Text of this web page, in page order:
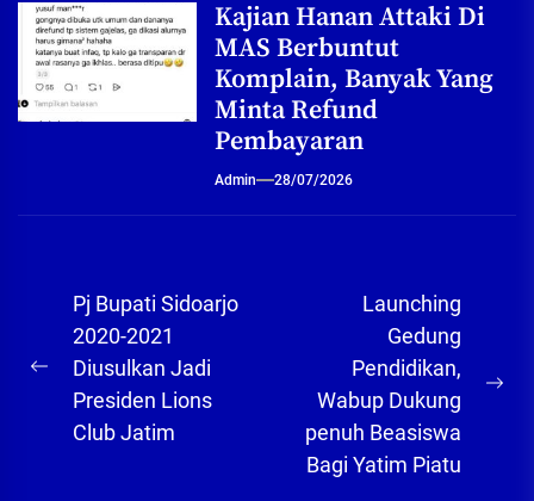
Kajian Hanan Attaki Di
MAS Berbuntut
Komplain, Banyak Yang
Minta Refund
Pembayaran
Admin 28/07/2026
Navigasi
pos
Previous
post:
Pj Bupati Sidoarjo
2020-2021
Diusulkan Jadi
Presiden Lions
Club Jatim
Launching
Gedung
Pendidikan,
Wabup Dukung
penuh Beasiswa
Bagi Yatim Piatu